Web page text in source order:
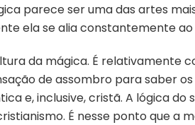
parece ser uma das artes
ela se alia constantemente
da mágica. É relativamente
de assombro para saber
e, inclusive, cristã. A lógica do
É nesse ponto que a